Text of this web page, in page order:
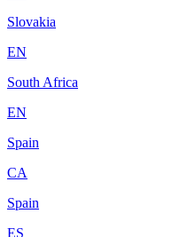
Slovakia
EN
South Africa
EN
Spain
CA
Spain
ES